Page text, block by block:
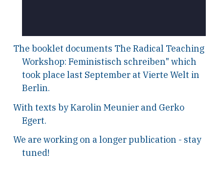
The booklet documents The Radical Teaching
Workshop: Feministisch schreiben" which
took place last September at Vierte Welt in
Berlin.
With texts by Karolin Meunier and Gerko
Egert.
We are working on a longer publication - stay
tuned!